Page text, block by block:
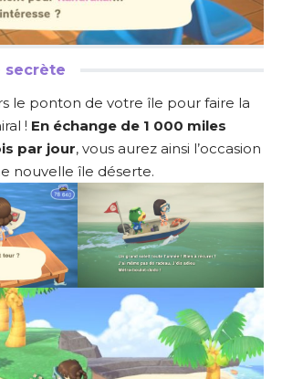
secrète
le ponton de votre île pour faire la
! En échange de 1 000 miles
par jour, vous aurez ainsi l’occasion
nouvelle île déserte.